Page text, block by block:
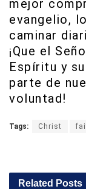
mejor
evangelio,
caminar
¡Que el
Espíritu y
parte de
voluntad!
Tags: Christ
Related Posts